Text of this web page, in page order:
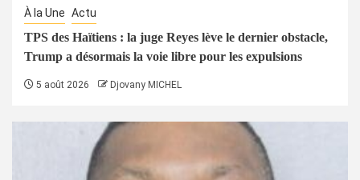
À la Une Actu
TPS des Haïtiens : la juge Reyes lève le dernier obstacle,
Trump a désormais la voie libre pour les expulsions
5 août 2026 Djovany MICHEL